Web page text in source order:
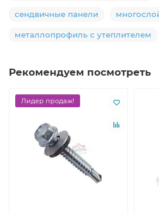
сендвичные панели
металлопрофиль с утеплителем
Рекомендуем посмотреть
Лидер продаж!